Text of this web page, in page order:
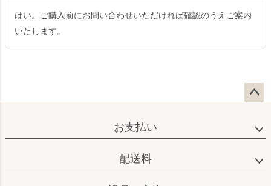
はい。ご購入前にお問い合わせいただければ確認のうえご案内
いたします。
ップ
お支払い
配送料